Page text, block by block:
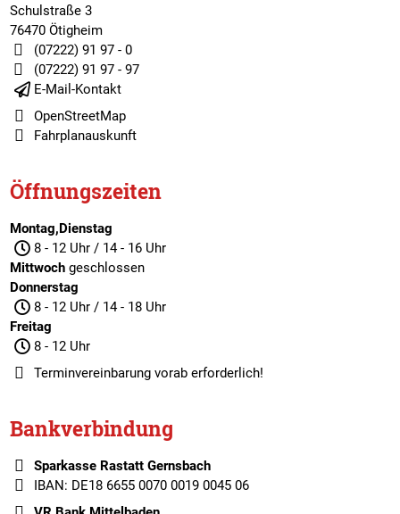
Schulstraße 3
76470 Ötigheim
(07222) 91 97 - 0
(07222) 91 97 - 97
E-Mail-Kontakt
OpenStreetMap
Fahrplanauskunft
Öffnungszeiten
Montag,Dienstag
8 - 12 Uhr / 14 - 16 Uhr
Mittwochgeschlossen
Donnerstag
8 - 12 Uhr / 14 - 18 Uhr
Freitag
8 - 12 Uhr
Terminvereinbarungvorab erforderlich!
Bankverbindung
Sparkasse Rastatt Gernsbach
IBAN: DE18 6655 0070 0019 0045 06